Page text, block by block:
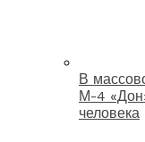
В
М-4
человека